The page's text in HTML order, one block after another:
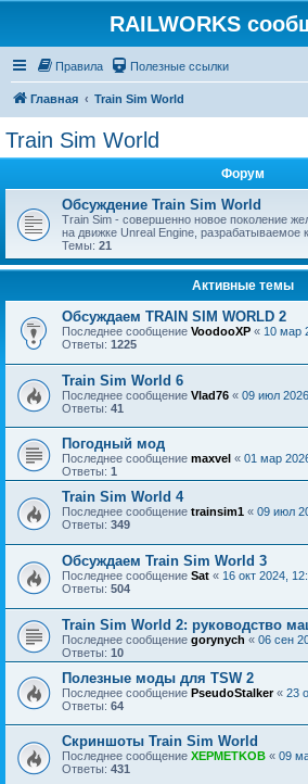
RAILWORKS
Правила Полезные ссылки
Главная Train Sim World
Train Sim World
Форум
Обсуждение Train Sim World
Train Sim - совершенно новое поколение
на движке Unreal Engine, разрабатываемое
Темы: 21
Активные темы
Обсуждаем TRAIN SIM WORLD 2
Последнее сообщение VoodooXP « 10 мар
Ответы: 1225
Train Sim World 6
Последнее сообщение Vlad76 « 09 июл
Ответы: 41
Погодный мод
Последнее сообщение maxvel « 01 мар
Ответы: 1
Train Sim World 4
Последнее сообщение trainsim1 « 09 июл
Ответы: 349
Обсуждаем Train Sim World 3
Последнее сообщение Sat « 16 окт 2024,
Ответы: 504
Train Sim World 2: руководство
Последнее сообщение gorynych « 06 сен
Ответы: 10
Полезные моды для TSW 2
Последнее сообщение PseudoStalker« 23
Ответы: 64
Скриншоты Train Sim World
Последнее сообщение XEPMETKOB « 09
Ответы: 431